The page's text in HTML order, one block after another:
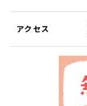
アクセス